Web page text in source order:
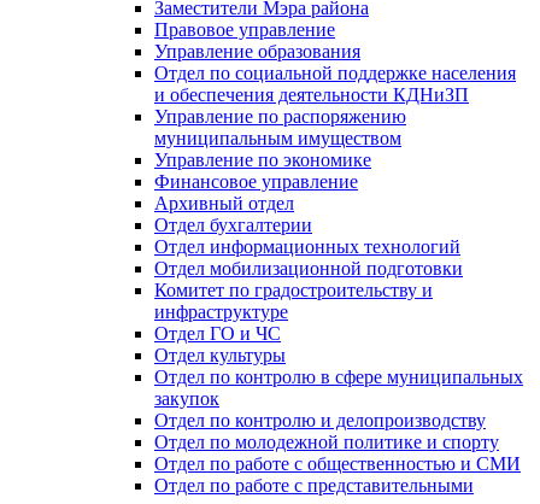
Заместители Мэра района
Правовое управление
Управление образования
Отдел по социальной поддержке населения
и обеспечения деятельности КДНиЗП
Управление по распоряжению
муниципальным имуществом
Управление по экономике
Финансовое управление
Архивный отдел
Отдел бухгалтерии
Отдел информационных технологий
Отдел мобилизационной подготовки
Комитет по градостроительству и
инфраструктуре
Отдел ГО и ЧС
Отдел культуры
Отдел по контролю в сфере муниципальных
закупок
Отдел по контролю и делопроизводству
Отдел по молодежной политике и спорту
Отдел по работе с общественностью и СМИ
Отдел по работе с представительными